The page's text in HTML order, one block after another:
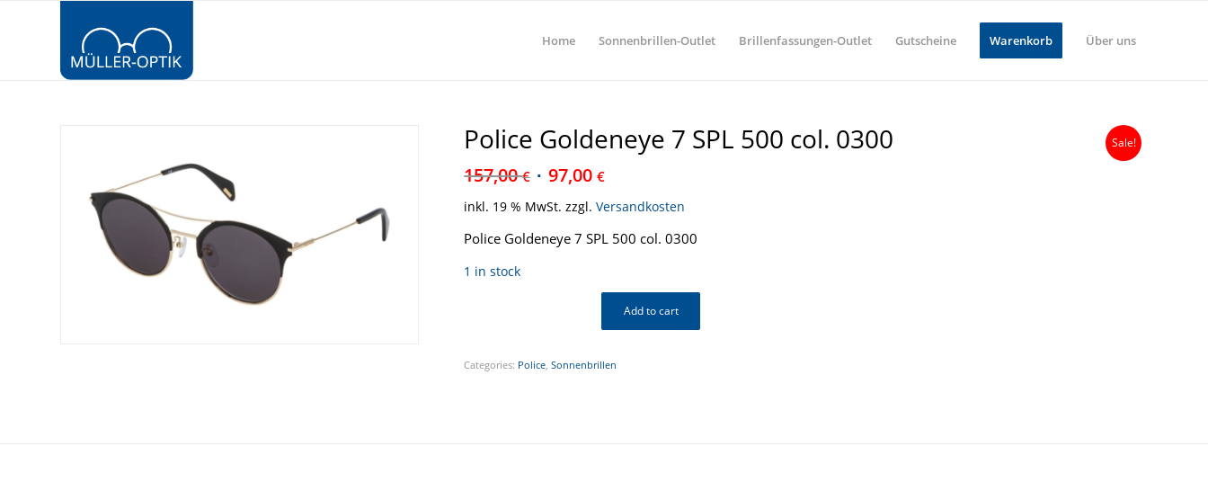
Home Sonnenbrillen-Outlet Brillenfassungen-Outlet Gutscheine Warenkorb Über uns
Sale!
Police Goldeneye 7 SPL 500 col. 0300
157,00€ 97,00€
inkl. 19 % MwSt. zzgl.Versandkosten
Police Goldeneye 7 SPL 500 col. 0300
1 in stock
Add to cart
Categories: Police ,Sonnenbrillen